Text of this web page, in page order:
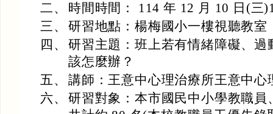
二、
時間時間： 114 年 12 月 10 日(三
三、 研習地點：楊梅國小一樓視聽教室
四、 研習主題：班上若有情緒障礙、
該怎麼辦？
五、 講師：王意中心理治療所王意中心
六、 研習對象：本市國民中小學教職